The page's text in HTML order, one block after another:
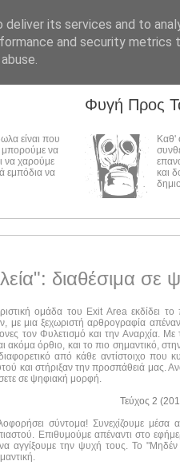
είναι που
μπορούμε να
να χαρούμε
εμπόδια να
Φυγή Προς
Καθ'
και
διαθέσιμα
ομάδα του Exit Area εκδίδει
μια ξεχωριστή αρθρογραφία
τον Φυλετισμό και την Αναρχία.
ακόμα όρθιο, και το πιο σημαντικό,
από κάθε αντίστοιχο που
και στήριξαν την προσπάθειά μας.
σε ψηφιακή μορφή.
Τεύχος 2
σύντομα! Συνεχίζουμε
Επιθυμούμε απέναντι στο
αγγίξουμε την ψυχή τους. Το
its services and to
and security